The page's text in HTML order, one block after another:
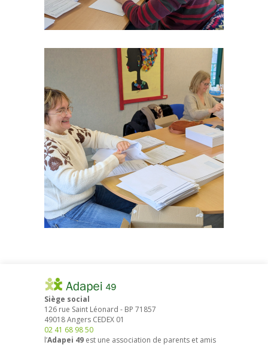
Siège social
126 rue Saint Léonard - BP 71857
49018Angers CEDEX 01
02 41 68 98 50
l’Adapei 49 est une association de parents et amis